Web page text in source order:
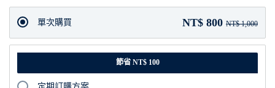
單次購買 NT$ 800 NT$ 1,000
節省 NT$ 100